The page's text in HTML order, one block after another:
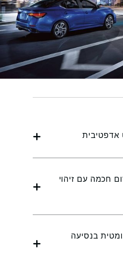
אדפטיבית
חכמה עם זיהוי
בנסיעה